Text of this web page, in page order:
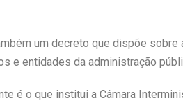
um decreto que dispõe
e entidades da administração
é o que institui a Câmara